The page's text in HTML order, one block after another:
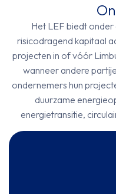
Het LEF biedt
risicodragend kapitaal
projecten in of vóór
wanneer andere
ondernemers hun
duurzame
energietransitie,